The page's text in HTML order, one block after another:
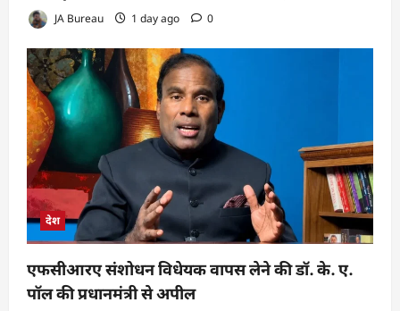
JA Bureau 1 day ago 0
देश
एफसीआरए संशोधन विधेयक वापस लेने की डॉ. के. ए.
पॉल की प्रधानमंत्री से अपील